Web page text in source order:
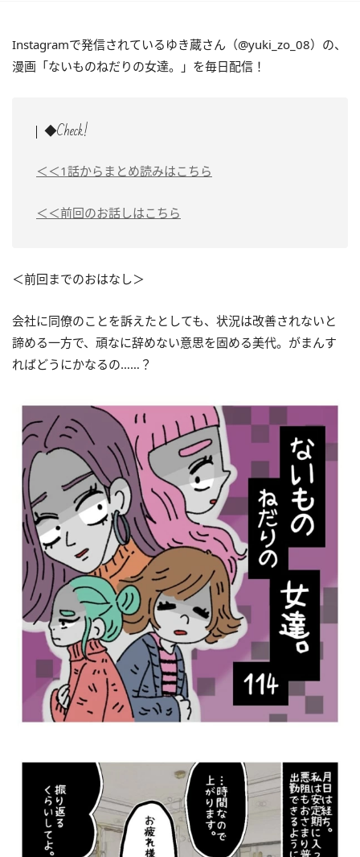
Instagramで発信されているゆき蔵さん（@yuki_zo_08）の、
漫画「ないものねだりの女達。」を毎日配信！
◆Check!
＜＜1話からまとめ読みはこちら
＜＜前回のお話しはこちら
＜前回までのおはなし＞
会社に同僚のことを訴えたとしても、状況は改善されないと
諦める一方で、頑なに辞めない意思を固める美代。がまんす
ればどうにかなるの……？